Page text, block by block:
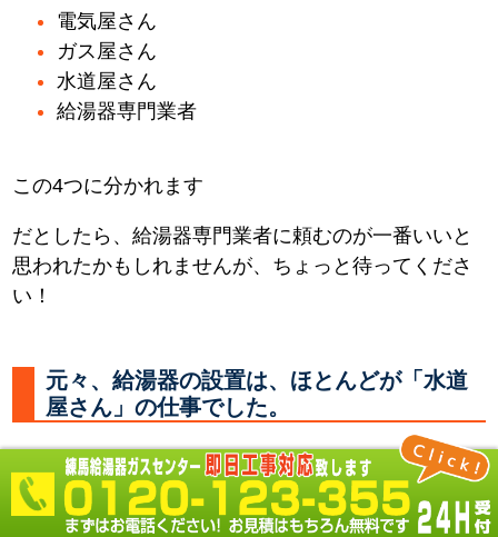
電気屋さん
ガス屋さん
水道屋さん
給湯器専門業者
この4つに分かれます
だとしたら、給湯器専門業者に頼むのが一番いいと
思われたかもしれませんが、ちょっと待ってくださ
い！
元々、給湯器の設置は、ほとんどが「水道
屋さん」の仕事でした。
何故なら 必要なところに水やお湯を供給する配管を
し、器具を取付るのは「水道屋さん」だからです。